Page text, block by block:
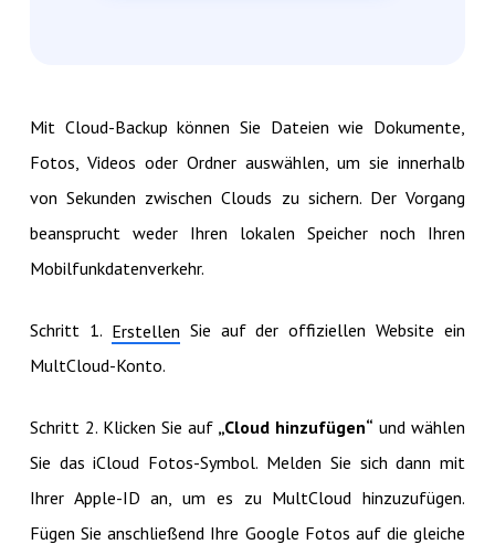
Mit Cloud-Backup können Sie Dateien wie Dokumente,
Fotos, Videos oder Ordner auswählen, um sie innerhalb
von Sekunden zwischen Clouds zu sichern. Der Vorgang
beansprucht weder Ihren lokalen Speicher noch Ihren
Mobilfunkdatenverkehr.
Schritt 1. Erstellen Sie auf der offiziellen Website ein
MultCloud-Konto.
Schritt 2. Klicken Sie auf „Cloud hinzufügen“ und wählen
Sie das iCloud Fotos-Symbol. Melden Sie sich dann mit
Ihrer Apple-ID an, um es zu MultCloud hinzuzufügen.
Fügen Sie anschließend Ihre Google Fotos auf die gleiche